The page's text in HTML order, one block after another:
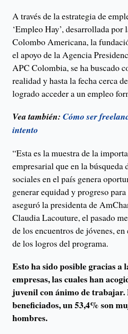
A través de la estrategia de
‘Empleo Hay’, desarrollada
Colombo Americana, la
el apoyo de la Agencia
APC Colombia, se ha buscado
realidad y hasta la fecha cerca
logrado acceder a un empleo
Vea también: Cómo ser
intento
“Esta es la muestra de la
empresarial que en la búsqueda
sociales en el país genera
generar equidad y progreso
aseguró la presidenta de
Claudia Lacouture, el pasado
de los encuentros de jóvenes,
de los logros del programa.
Esto ha sido posible gracias a
empresas, las cuales han
juvenil con ánimo de trabajar.
beneficiados, un 53,4% son
hombres.